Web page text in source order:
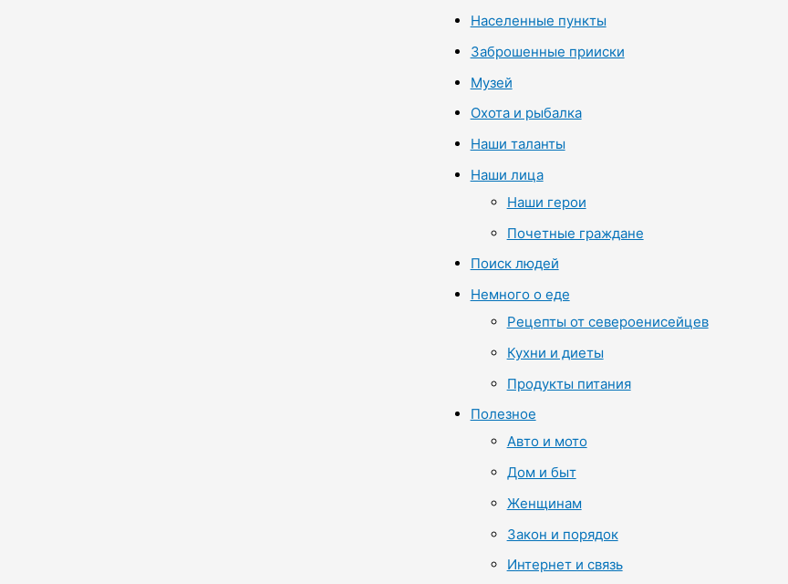
Населенные пункты
Заброшенные прииски
Музей
Охота и рыбалка
Наши таланты
Наши лица
Наши герои
Почетные граждане
Поиск людей
Немного о еде
Рецепты от североенисейцев
Кухни и диеты
Продукты питания
Полезное
Авто и мото
Дом и быт
Женщинам
Закон и порядок
Интернет и связь